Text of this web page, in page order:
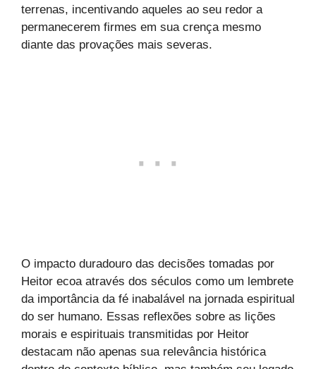
terrenas, incentivando aqueles ao seu redor a
permanecerem firmes em sua crença mesmo
diante das provações mais severas.
O impacto duradouro das decisões tomadas por
Heitor ecoa através dos séculos como um lembrete
da importância da fé inabalável na jornada espiritual
do ser humano. Essas reflexões sobre as lições
morais e espirituais transmitidas por Heitor
destacam não apenas sua relevância histórica